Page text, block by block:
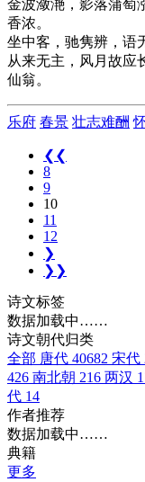
金波潋滟，影落蒲萄
香浓。
坐中客，驰隽辨，语
从来无主，风月故应
仙翁。
乐府 春景 壮志难酬
❮❮
8
9
10
11
12
❯
❯❯
诗文标签
数据加载中……
诗文朝代归类
全部 唐代 40682 宋代
426 南北朝 216 两汉
代 14
作者推荐
数据加载中……
典籍
更多